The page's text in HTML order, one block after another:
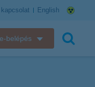
kapcsolat English
e-belépés